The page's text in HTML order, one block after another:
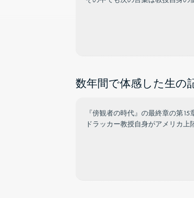
数年間で体感した生の
『傍観者の時代』の最終章の第
ドラッカー教授自身がアメリカ上